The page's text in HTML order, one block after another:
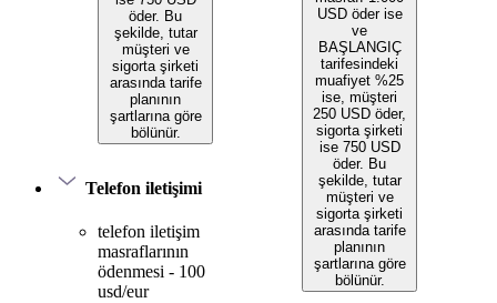
öder. Bu
şekilde, tutar
müşteri ve
sigorta şirketi
arasında tarife
planının
şartlarına göre
bölünür.
Telefon iletişimi
telefon iletişim
masraflarının
ödenmesi - 100
usd/eur
USD öder ise
ve
BAŞLANGIÇ
tarifesindeki
muafiyet %25
ise, müşteri
250 USD öder,
sigorta şirketi
ise 750 USD
öder. Bu
şekilde, tutar
müşteri ve
sigorta şirketi
arasında tarife
planının
şartlarına göre
bölünür.